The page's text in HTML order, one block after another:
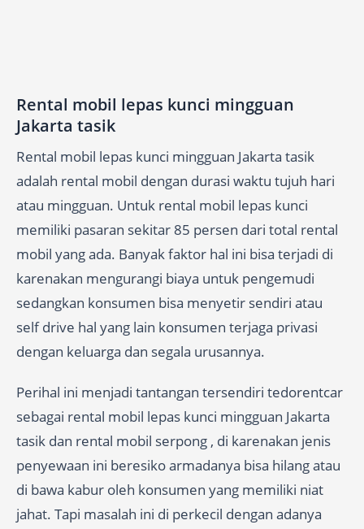
Rental mobil lepas kunci mingguan
Jakarta tasik
Rental mobil lepas kunci mingguan Jakarta tasik
adalah rental mobil dengan durasi waktu tujuh hari
atau mingguan. Untuk rental mobil lepas kunci
memiliki pasaran sekitar 85 persen dari total rental
mobil yang ada. Banyak faktor hal ini bisa terjadi di
karenakan mengurangi biaya untuk pengemudi
sedangkan konsumen bisa menyetir sendiri atau
self drive hal yang lain konsumen terjaga privasi
dengan keluarga dan segala urusannya.
Perihal ini menjadi tantangan tersendiri tedorentcar
sebagai rental mobil lepas kunci mingguan Jakarta
tasik dan rental mobil serpong , di karenakan jenis
penyewaan ini beresiko armadanya bisa hilang atau
di bawa kabur oleh konsumen yang memiliki niat
jahat. Tapi masalah ini di perkecil dengan adanya